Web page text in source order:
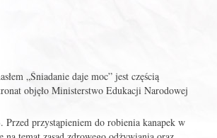
„Śniadanie daje moc” jest częścią
objęło Ministerstwo Edukacji Narodowej
przystąpieniem do robienia kanapek w